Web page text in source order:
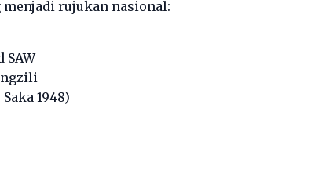
rujukan nasional:
SAW
1948)